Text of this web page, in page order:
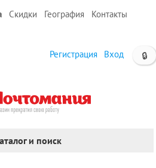
Скидки География
Контакты
🔒
Регистрация Вход
и поиск